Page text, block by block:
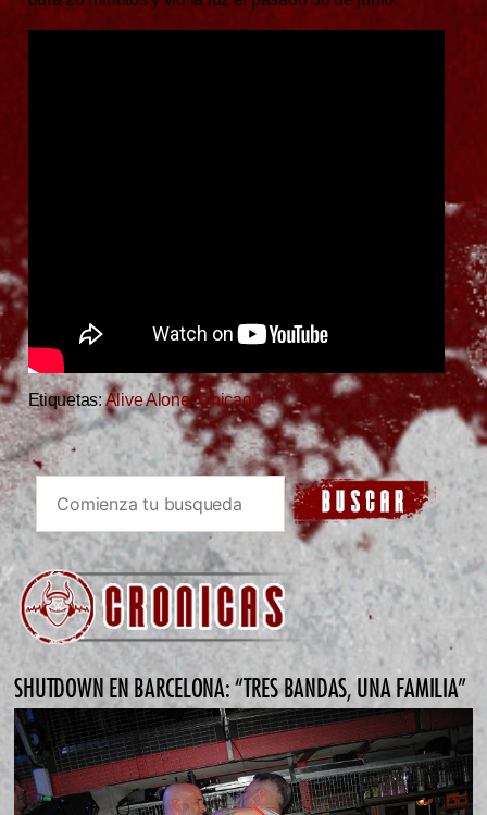
Etiquetas:Alive Alone,Chicago
SHUTDOWN EN BARCELONA: “TRES BANDAS, UNA FAMILIA”